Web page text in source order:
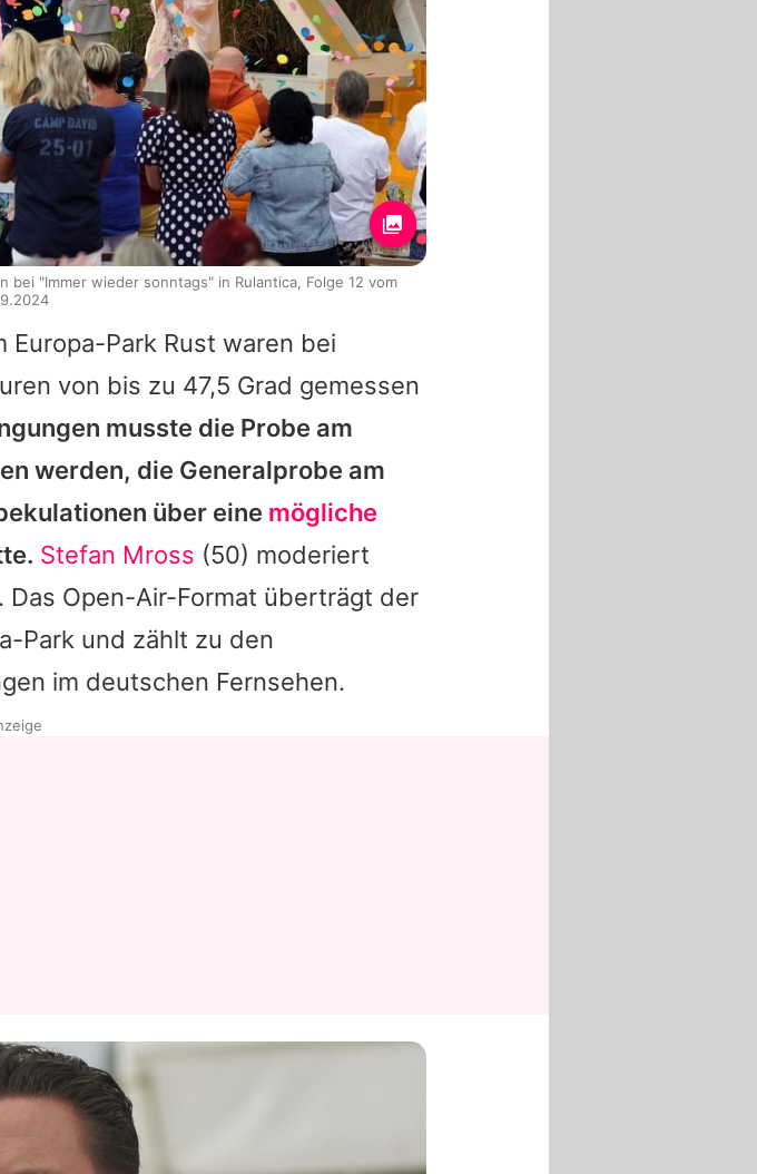
Europa-Park Rust waren bei
von bis zu 47,5 Grad gemessen
musste die Probe am
werden, die Generalprobe am
über eine mögliche
Stefan Mross (50) moderiert
Das Open-Air-Format überträgt der
Park und zählt zu den
im deutschen Fernsehen.
"Immer wieder sonntags" in Rulantica, Folge 12 vom